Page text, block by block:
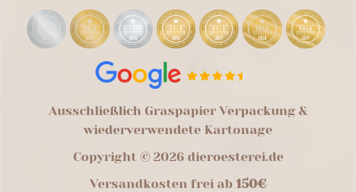
Ausschließlich Graspapier Verpackung &
wiederverwendete Kartonage
Copyright © 2026 dieroesterei.de
Versandkosten frei ab 150€